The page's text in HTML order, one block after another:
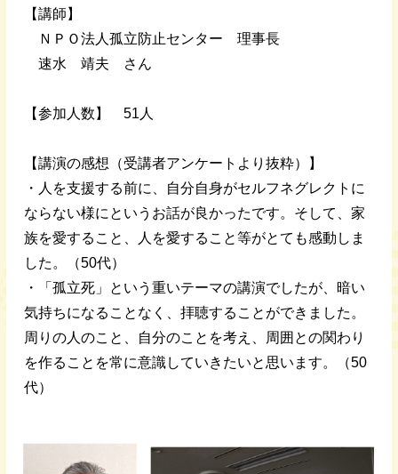
【講師】
ＮＰＯ法人孤立防止センター 理事長
速水 靖夫 さん
【参加人数】 51人
【講演の感想（受講者アンケートより抜粋）】
・人を支援する前に、自分自身がセルフネグレクトに
ならない様にというお話が良かったです。そして、家
族を愛すること、人を愛すること等がとても感動しま
した。（50代）
・「孤立死」という重いテーマの講演でしたが、暗い
気持ちになることなく、拝聴することができました。
周りの人のこと、自分のことを考え、周囲との関わり
を作ることを常に意識していきたいと思います。（50
代）